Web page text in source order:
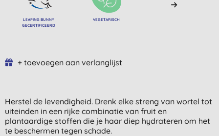
LEAPING BUNNY
GECERTIFICEERD
VEGETARISCH
+ toevoegen aan verlanglijst
Herstel de levendigheid. Drenk elke streng van wortel tot
uiteinden in een rijke combinatie van fruit en
plantaardige stoffen die je haar diep hydrateren om het
te beschermen tegen schade.